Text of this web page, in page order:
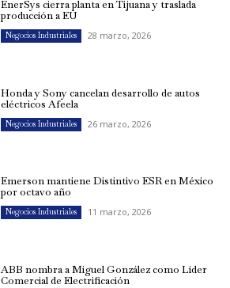
EnerSys cierra planta en Tijuana y traslada
producción a EU
Negocios Industriales 28 marzo, 2026
Honda y Sony cancelan desarrollo de autos
eléctricos Afeela
Negocios Industriales 26 marzo, 2026
Emerson mantiene Distintivo ESR en México
por octavo año
Negocios Industriales 11 marzo, 2026
ABB nombra a Miguel González como Líder
Comercial de Electrificación